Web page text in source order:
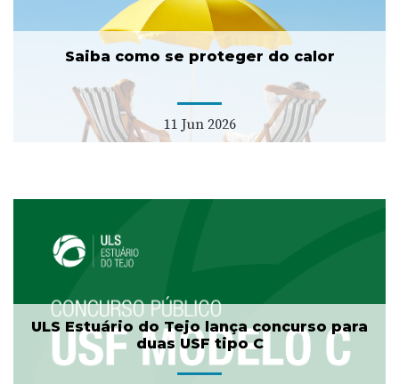
Saiba como se proteger do calor
11 Jun 2026
ULS Estuário do Tejo lança concurso para
duas USF tipo C